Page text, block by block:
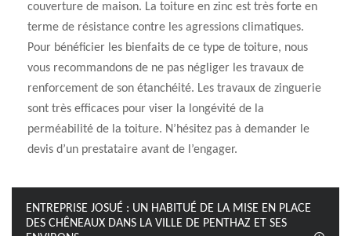
couverture de maison. La toiture en zinc est très forte en
terme de résistance contre les agressions climatiques.
Pour bénéficier les bienfaits de ce type de toiture, nous
vous recommandons de ne pas négliger les travaux de
renforcement de son étanchéité. Les travaux de zinguerie
sont très efficaces pour viser la longévité de la
perméabilité de la toiture. N’hésitez pas à demander le
devis d’un prestataire avant de l’engager.
ENTREPRISE JOSUÉ : UN HABITUÉ DE LA MISE EN PLACE
DES CHÊNEAUX DANS LA VILLE DE PENTHAZ ET SES